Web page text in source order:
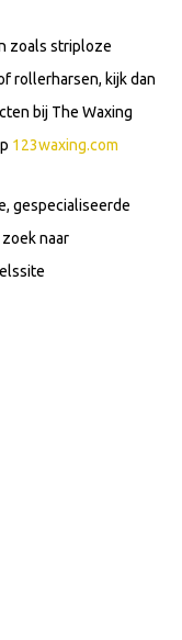
zoals striploze
rollerharsen, kijk dan
bij The Waxing
123waxing.com
gespecialiseerde
naar